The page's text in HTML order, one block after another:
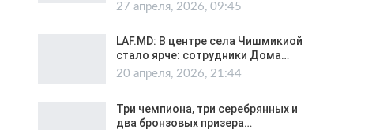
27 апреля, 2026, 09:45
LAF.MD: В центре села Чишмикиой
стало ярче: сотрудники Дома…
20 апреля, 2026, 21:44
Три чемпиона, три серебрянных и
два бронзовых призера…